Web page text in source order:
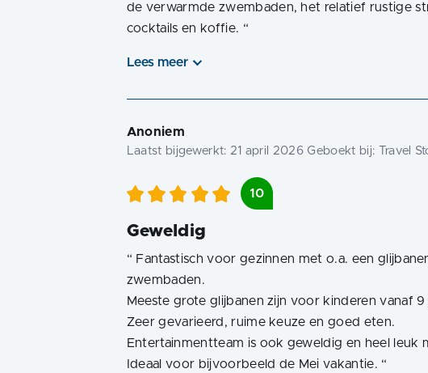
de verwarmde zwembaden, het relatief rustige
cocktails en koffie. “
Lees meer
Anoniem
Laatst bijgewerkt: 21 april 2026 Geboekt bij: Travel
10
Geweldig
“ Fantastisch voor gezinnen met o.a. een
zwembaden.
Meeste grote glijbanen zijn voor kinderen vanaf
Zeer gevarieerd, ruime keuze en goed eten.
Entertainmentteam is ook geweldig en heel leuk
Ideaal voor bijvoorbeeld de Mei vakantie. “